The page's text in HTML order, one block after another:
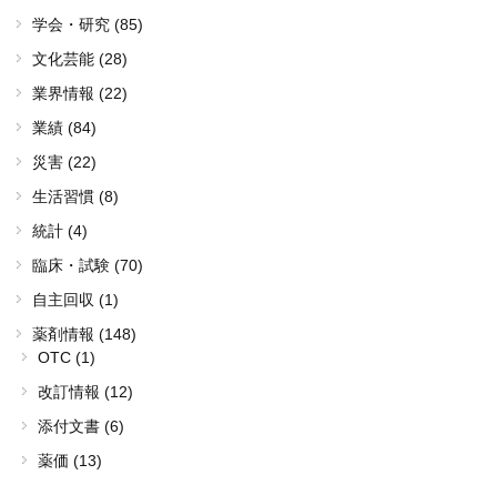
学会・研究 (85)
文化芸能 (28)
業界情報 (22)
業績 (84)
災害 (22)
生活習慣 (8)
統計 (4)
臨床・試験 (70)
自主回収 (1)
薬剤情報 (148)
OTC (1)
改訂情報 (12)
添付文書 (6)
薬価 (13)